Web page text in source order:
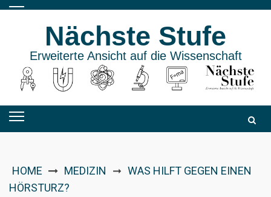
Skip
Nächste Stufe
Erweiterte Ansicht auf die Wissenschaft
HOME MEDIZIN ➞ WAS HILFT GEGEN EINEN
HÖRSTURZ?